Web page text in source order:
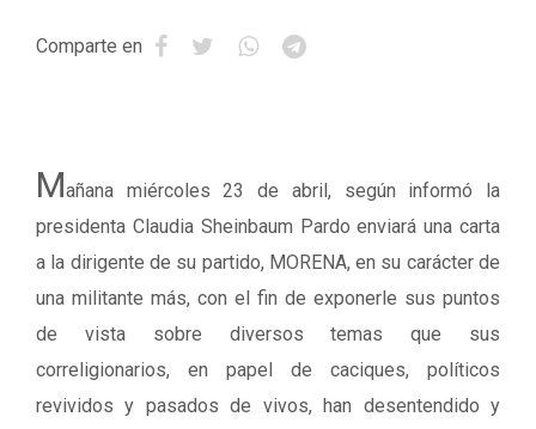
Comparte en
Mañana miércoles 23 de abril, según informó la
presidenta Claudia Sheinbaum Pardo enviará una carta
a la dirigente de su partido, MORENA, en su carácter de
una militante más, con el fin de exponerle sus puntos
de vista sobre diversos temas que sus
correligionarios, en papel de caciques, políticos
revividos y pasados de vivos, han desentendido y